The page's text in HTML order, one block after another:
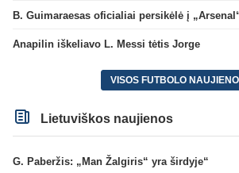
B. Guimaraesas oficialiai persikėlė į
Anapilin iškeliavo L. Messi tėtis Jorge
VISOS FUTBOLO
Lietuviškos naujienos
G. Paberžis: „Man Žalgiris“ yra širdyje“